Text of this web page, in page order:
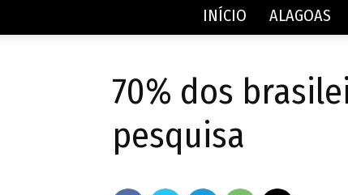
INÍCIO ALAGOAS
70% dos
pesquisa